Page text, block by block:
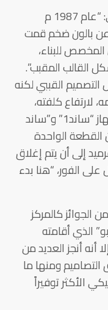
يضيف حنا لموقع eSyria الالكتروني: “عام 1987 م
عن بالون ضخم قمت
للبناء،
القالب المقبب”.
القببي لكنه
لارتفاع كلفته،
وبعد أربعة أشهر توصل إلى اختراع جهاز “ساند1” و”ساند
القطعة الواحدة
إلى أن يتم إغلاق
الفور، “هنا بدء
كالمركز
الذي أقامته
أنه أنجز العديد من
ومنها ما
الأكثر توفيراً